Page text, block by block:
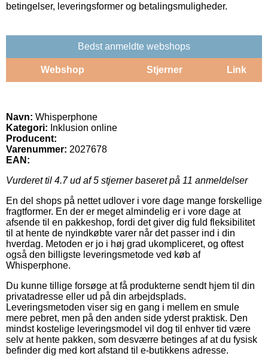
betingelser, leveringsformer og betalingsmuligheder.
Bedst anmeldte webshops
Webshop Stjerner Link
Navn: Whisperphone
Kategori: Inklusion online
Producent:
Varenummer: 2027678
EAN:
Vurderet til 4.7ud af 5 stjerner baseret på 11 anmeldelser
En del shops på nettet udlover i vore dage mange forskellige
fragtformer. En der er meget almindelig er i vore dage at
afsende til en pakkeshop, fordi det giver dig fuld fleksibilitet
til at hente de nyindkøbte varer når det passer ind i din
hverdag. Metoden er jo i høj grad ukompliceret, og oftest
også den billigste leveringsmetode ved køb af
Whisperphone.
Du kunne tillige forsøge at få produkterne sendt hjem til din
privatadresse eller ud på din arbejdsplads.
Leveringsmetoden viser sig en gang i mellem en smule
mere pebret, men på den anden side yderst praktisk. Den
mindst kostelige leveringsmodel vil dog til enhver tid være
selv at hente pakken, som desværre betinges af at du fysisk
befinder dig med kort afstand til e-butikkens adresse.